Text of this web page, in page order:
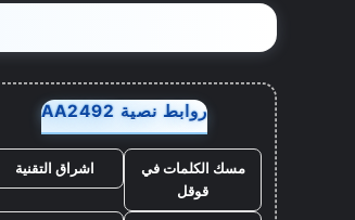
روابط نصية AA2492
مسك الكلمات في
قوقل
اشراق التقنية